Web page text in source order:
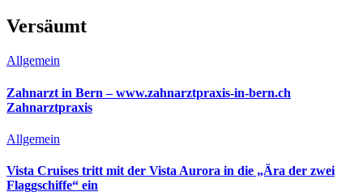
Versäumt
Allgemein
Zahnarzt in Bern – www.zahnarztpraxis-in-bern.ch
Zahnarztpraxis
Allgemein
Vista Cruises tritt mit der Vista Aurora in die „Ära der zwei
Flaggschiffe“ ein